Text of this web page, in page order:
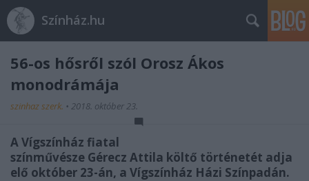
Színház.hu
56-os hősről szól Orosz Ákos
monodrámája
szinhaz szerk. • 2018. október 23.
A Vígszínház fiatal
színművésze Gérecz Attila költő történetét adja
elő október 23-án, a Vígszínház Házi Színpadán.